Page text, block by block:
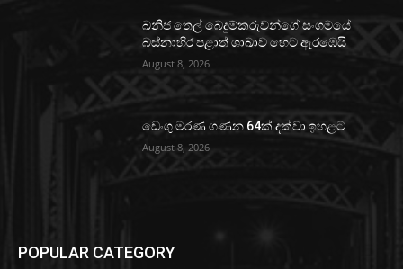
ඛනිජ තෙල් බෙදුම්කරුවන්ගේ සංගමයේ
බස්නාහිර පළාත් ශාඛාව හෙට ඇරඹෙයි
August 8, 2026
ඩෙංගු මරණ ගණන 64ක් දක්වා ඉහළට
August 8, 2026
POPULAR CATEGORY